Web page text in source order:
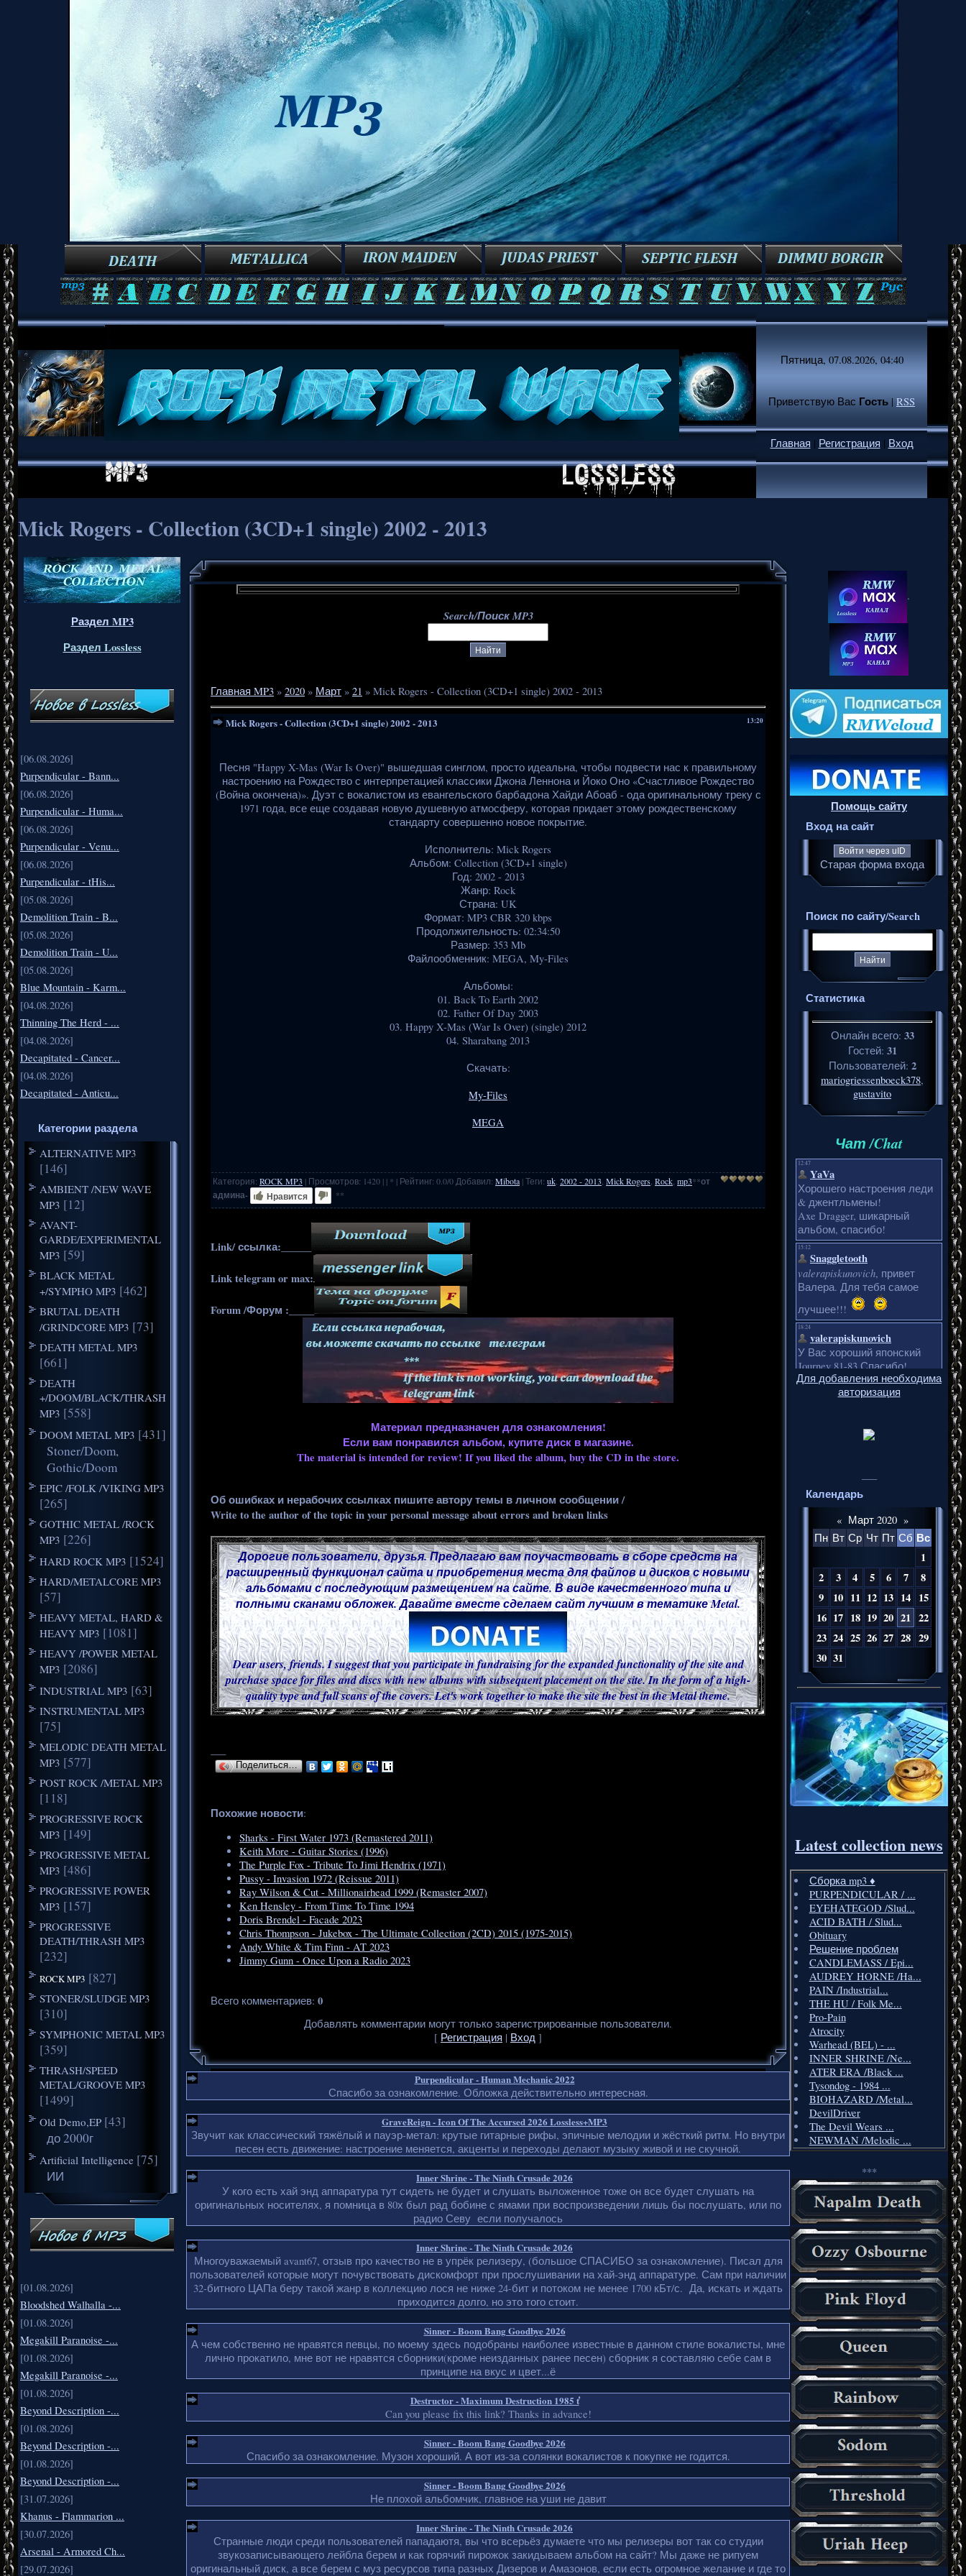
Пятница, 07.08.2026, 04:40
Приветствую Вас Гость|RSS
Главная | Регистрация | Вход
Mick Rogers - Collection (3CD+1 single) 2002 - 2013
Раздел MP3
Раздел Lossless
[06.08.2026]
Purpendicular - Bann...
[06.08.2026]
Purpendicular - Huma...
[06.08.2026]
Purpendicular - Venu...
[06.08.2026]
Purpendicular - tHis...
[05.08.2026]
Demolition Train - B...
[05.08.2026]
Demolition Train - U...
[05.08.2026]
Blue Mountain - Karm...
[04.08.2026]
Thinning The Herd - ...
[04.08.2026]
Decapitated - Cancer...
[04.08.2026]
Decapitated - Anticu...
Категории раздела
ALTERNATIVE MP3
[146]
AMBIENT /NEW WAVE
MP3 [12]
AVANT-
GARDE/EXPERIMENTAL
MP3 [59]
BLACK METAL
+/SYMPHO MP3 [462]
BRUTAL DEATH
/GRINDCORE MP3 [73]
DEATH METAL MP3
[661]
DEATH
+/DOOM/BLACK/THRASH
MP3 [558]
DOOM METAL MP3 [431]
Stoner/Doom,
Gothic/Doom
EPIC /FOLK /VIKING MP3
[265]
GOTHIC METAL /ROCK
MP3 [226]
HARD ROCK MP3 [1524]
HARD/METALCORE MP3
[57]
HEAVY METAL, HARD &
HEAVY MP3 [1081]
HEAVY /POWER METAL
MP3 [2086]
INDUSTRIAL MP3 [63]
INSTRUMENTAL MP3
[75]
MELODIC DEATH METAL
MP3 [577]
POST ROCK /METAL MP3
[118]
PROGRESSIVE ROCK
MP3 [149]
PROGRESSIVE METAL
MP3 [486]
PROGRESSIVE POWER
MP3 [157]
PROGRESSIVE
DEATH/THRASH MP3
[232]
ROCK MP3 [827]
STONER/SLUDGE MP3
[310]
SYMPHONIC METAL MP3
[359]
THRASH/SPEED
METAL/GROOVE MP3
[1499]
Old Demo,EP [43]
до 2000г
Artificial Intelligence [75]
ИИ
[01.08.2026]
Bloodshed Walhalla -...
[01.08.2026]
Megakill Paranoise -...
[01.08.2026]
Megakill Paranoise -...
[01.08.2026]
Beyond Description -...
[01.08.2026]
Beyond Description -...
[01.08.2026]
Beyond Description -...
[31.07.2026]
Khanus - Flammarion ...
[30.07.2026]
Arsenal - Armored Ch...
[29.07.2026]
Search/Поиск MP3
Главная MP3 » 2020 » Март » 21 » Mick Rogers - Collection (3CD+1 single) 2002 - 2013
13:20
Mick Rogers - Collection (3CD+1 single) 2002 - 2013
Песня "Happy X-Mas (War Is Over)" вышедшая синглом, просто идеальна, чтобы подвести нас к правильному
настроению на Рождество с интерпретацией классики Джона Леннона и Йоко Оно «Счастливое Рождество
(Война окончена)». Дуэт с вокалистом из евангельского барбадона Хайди Абоаб - ода оригинальному треку с
1971 года, все еще создавая новую душевную атмосферу, которая придает этому рождественскому
стандарту совершенно новое покрытие.
Исполнитель: Mick Rogers
Альбом: Collection (3CD+1 single)
Год: 2002 - 2013
Жанр: Rock
Страна: UK
Формат: MP3 CBR 320 kbps
Продолжительность: 02:34:50
Размер: 353 Mb
Файлообменник: MEGA, My-Files
Альбомы:
01. Back To Earth 2002
02. Father Of Day 2003
03. Happy X-Mas (War Is Over) (single) 2012
04. Sharabang 2013
Скачать:
My-Files
MEGA
Категория: ROCK MP3 | Просмотров: 1420 | | * | Рейтинг: 0.0/0 Добавил: Mibota |Теги: uk 2002 - 2013 Mick Rogers Rock mp3**от
админа-
Нравится **
Link/ ссылка:______
Link telegram or max:
Forum /Форум :_____
Материал предназначен для ознакомления!
Если вам понравился альбом, купите диск в магазине.
The material is intended for review! If you liked the album, buy the CD in the store.
Об ошибках и нерабочих ссылках пишите автору темы в личном сообщении /
Write to the author of the topic in your personal message about errors and broken links
Дорогие пользователи, друзья. Предлагаю вам поучаствовать в сборе средств на
расширенный функционал сайта и приобретения места для файлов и дисков с новыми
альбомами с последующим размещением на сайте. В виде качественного типа и
полными сканами обложек. Давайте вместе сделаем сайт лучшим в тематике Metal.
Dear users, friends. I suggest that you participate in fundraising for the expanded functionality of the site and
purchase space for files and discs with new albums with subsequent placement on the site. In the form of a high-
quality type and full scans of the covers. Let's work together to make the site the best in the Metal theme.
Поделиться…
Похожие новости:
Sharks - First Water 1973 (Remastered 2011)
Keith More - Guitar Stories (1996)
The Purple Fox - Tribute To Jimi Hendrix (1971)
Pussy - Invasion 1972 (Reissue 2011)
Ray Wilson & Cut - Millionairhead 1999 (Remaster 2007)
Ken Hensley - From Time To Time 1994
Doris Brendel - Facade 2023
Chris Thompson - Jukebox - The Ultimate Collection (2CD) 2015 (1975-2015)
Andy White & Tim Finn - AT 2023
Jimmy Gunn - Once Upon a Radio 2023
Всего комментариев: 0
Добавлять комментарии могут только зарегистрированные пользователи.
[ Регистрация | Вход ]
Purpendicular - Human Mechanic 2022
Спасибо за ознакомление. Обложка действительно интересная.
GraveReign - Icon Of The Accursed 2026 Lossless+MP3
Звучит как классический тяжёлый и пауэр-метал: крутые гитарные рифы, эпичные мелодии и жёсткий ритм. Но внутри
песен есть движение: настроение меняется, акценты и переходы делают музыку живой и не скучной.
Inner Shrine - The Ninth Crusade 2026
У кого есть хай энд аппаратура тут сидеть не будет и слушать выложенное тоже он все будет слушать на
оригинальных носителях, я помница в 80х был рад бобине с ямами при воспроизведении лишь бы послушать, или по
радио Севу если получалось
Inner Shrine - The Ninth Crusade 2026
Многоуважаемый avant67, отзыв про качество не в упрёк релизеру, (большое СПАСИБО за ознакомление). Писал для
пользователей которые могут почувствовать дискомфорт при прослушивании на хай-энд аппаратуре. Сам при наличии
32-битного ЦАПа беру такой жанр в коллекцию лося не ниже 24-бит и потоком не менее 1700 кБт/с. Да, искать и ждать
приходится долго, но это того стоит.
Sinner - Boom Bang Goodbye 2026
А чем собственно не нравятся певцы, по моему здесь подобраны наиболее известные в данном стиле вокалисты, мне
лично прокатило, мне вот не нравятся сборники(кроме неизданных ранее песен) сборник я составляю себе сам в
принципе на вкус и цвет...ё
Destructor - Maximum Destruction 1985 ť
Can you please fix this link? Thanks in advance!
Sinner - Boom Bang Goodbye 2026
Спасибо за ознакомление. Музон хороший. А вот из-за солянки вокалистов к покупке не годится.
Sinner - Boom Bang Goodbye 2026
Не плохой альбомчик, главное на уши не давит
Inner Shrine - The Ninth Crusade 2026
Странные люди среди пользователей пападаютя, вы что всерьёз думаете что мы релизеры вот так со студии
звукозаписывающего лейбла берем и как горячий пирожок закидываем альбом на сайт? Мы даже не рипуем
оригинальный диск, а все берем с муз ресурсов типа разных Дизеров и Амазонов, если есть огромное желание и где то
.
Помощь сайту
Вход на сайт
Войти через uID
Старая форма входа
Поиск по сайту/Search
Статистика
Онлайн всего: 33
Гостей: 31
Пользователей: 2
mariogriessenboeck378,
gustavito
Чат /Chat
Для добавления необходима
авторизация
Календарь
« Март 2020 »
Пн Вт Ср Чт Пт Сб Вс
1
2
3 4 5 6 7
8
9
10 11 12 13 14 15
16 17 18 19 20 21 22
23 24 25 26 27 28 29
30 31
Latest collection news
Сборка mp3 ♦️
PURPENDICULAR / ...
EYEHATEGOD /Slud...
ACID BATH / Slud...
Obituary
Решение проблем
CANDLEMASS / Epi...
AUDREY HORNE /Ha...
PAIN /Industrial...
THE HU / Folk Me...
Pro-Pain
Atrocity
Warhead (BEL) - ...
INNER SHRINE /Ne...
ATER ERA /Black ...
Tysondog - 1984 ...
BIOHAZARD /Metal...
DevilDriver
The Devil Wears ...
NEWMAN /Melodic ...
***